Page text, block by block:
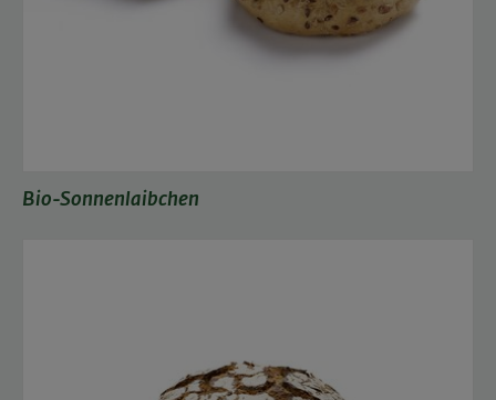
Bio-Sonnenlaibchen